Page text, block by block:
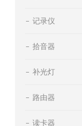
记录仪
拾音器
补光灯
路由器
读卡器